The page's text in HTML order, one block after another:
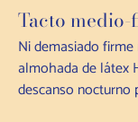
Tacto medio-
Ni demasiado
almohada de látex
descanso nocturno